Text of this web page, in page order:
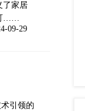
了家居
……
09-29
引领的